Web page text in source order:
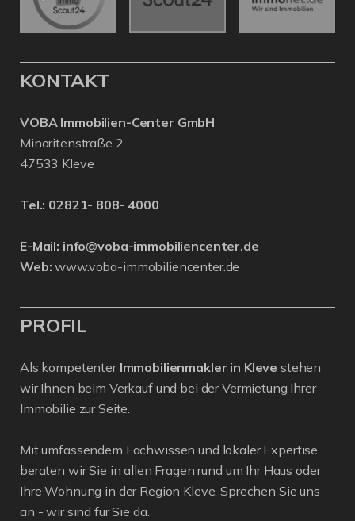
KONTAKT
VOBA Immobilien-Center GmbH
Minoritenstraße 2
47533 Kleve
Tel.: 02821- 808- 4000
E-Mail: info@voba-immobiliencenter.de
Web: www.voba-immobiliencenter.de
PROFIL
Als kompetenter Immobilienmakler in Kleve stehen
wir Ihnen beim Verkauf und bei der Vermietung Ihrer
Immobilie zur Seite.
Mit umfassendem Fachwissen und lokaler Expertise
beraten wir Sie in allen Fragen rund um Ihr Haus oder
Ihre Wohnung in der Region Kleve. Sprechen Sie uns
an - wir sind für Sie da.